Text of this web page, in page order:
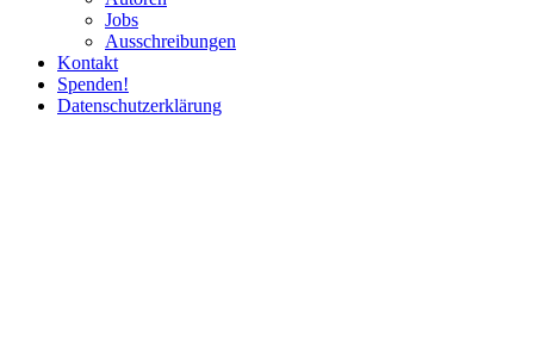
Jobs
Ausschrei­bungen
Kontakt
Spenden!
Daten­schutz­er­klärung